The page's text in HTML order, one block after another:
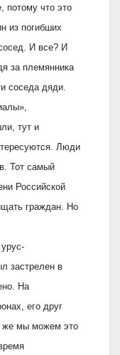
потому что это
из погибших
И все? И
за племянника
соседа дяди.
тут и
Люди
Тот самый
Российской
граждан. Но
застрелен в
На
его друг
же мы можем это